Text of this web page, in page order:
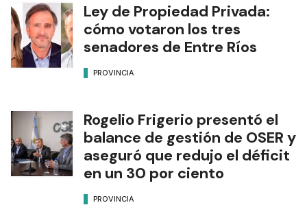
Ley de Propiedad Privada:
cómo votaron los tres
senadores de Entre Ríos
PROVINCIA
Rogelio Frigerio presentó el
balance de gestión de OSER y
aseguró que redujo el déficit
en un 30 por ciento
PROVINCIA